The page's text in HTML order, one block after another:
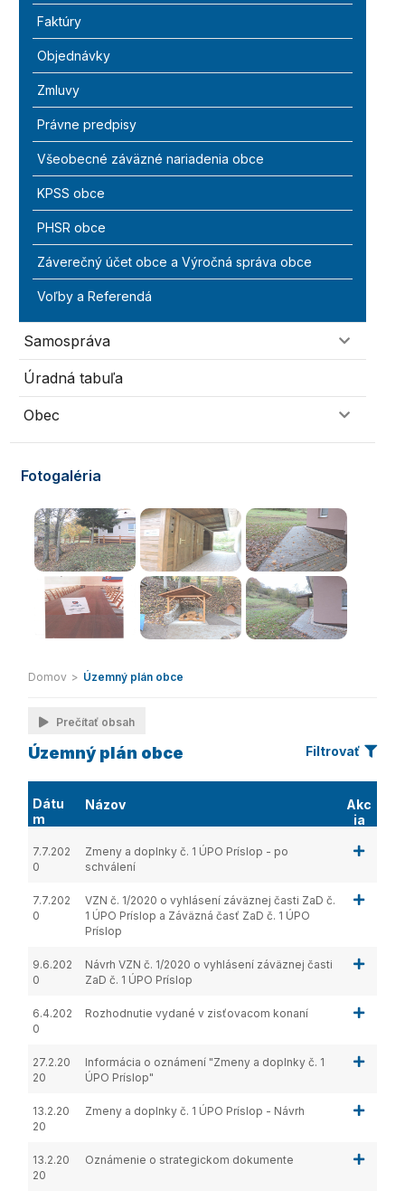
Faktúry
Objednávky
Zmluvy
Právne predpisy
Všeobecné záväzné nariadenia obce
KPSS obce
PHSR obce
Záverečný účet obce a Výročná správa obce
Voľby a Referendá
Samospráva
Úradná tabuľa
Obec
Fotogaléria
Domov > Územný plán obce
Prečítať obsah
Územný plán obce Filtrovať
Dátu
m
Názov
Akc
ia
7.7.202
0
Zmeny a doplnky č. 1 ÚPO Príslop - po
schválení
7.7.202
0
VZN č. 1/2020 o vyhlásení záväznej časti ZaD č.
1 ÚPO Príslop a Záväzná časť ZaD č. 1 ÚPO
Príslop
9.6.202
0
Návrh VZN č. 1/2020 o vyhlásení záväznej časti
ZaD č. 1 ÚPO Príslop
6.4.202
0
Rozhodnutie vydané v zisťovacom konaní
27.2.20
20
Informácia o oznámení "Zmeny a doplnky č. 1
ÚPO Príslop"
13.2.20
20
Zmeny a doplnky č. 1 ÚPO Príslop - Návrh
13.2.20
20
Oznámenie o strategickom dokumente